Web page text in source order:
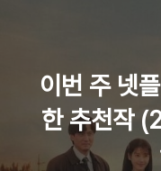
이번 주 넷
한 추천작